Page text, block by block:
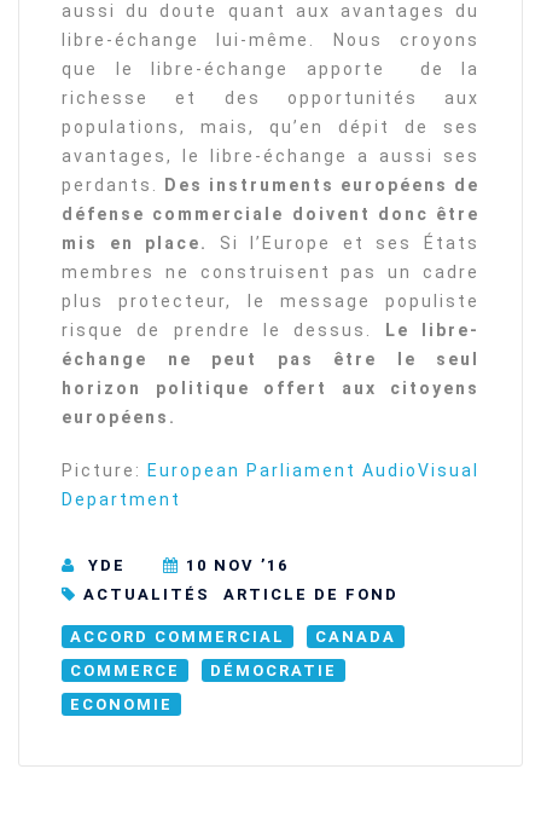
aussi du doute quant aux avantages du
libre-échange lui-même. Nous croyons
que le libre-échange apporte de la
richesse et des opportunités aux
populations, mais, qu’en dépit de ses
avantages, le libre-échange a aussi ses
perdants.
Des instruments européens de
défense commerciale doivent donc être
mis en place.
Si l’Europe et ses États
membres ne construisent pas un cadre
plus protecteur, le message populiste
risque de prendre le dessus.
Le libre-
échange ne peut pas être le seul
horizon politique offert aux citoyens
européens.
Picture:
European Parliament AudioVisual
Department
YDE
10 NOV ’16
ACTUALITÉS
ARTICLE DE FOND
ACCORD COMMERCIAL
CANADA
COMMERCE
DÉMOCRATIE
ECONOMIE